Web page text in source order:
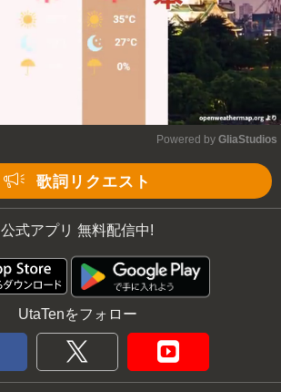
Powered by GliaStudios
歌詞リクエスト
公式アプリ 無料配信中!
UtaTenをフォロー